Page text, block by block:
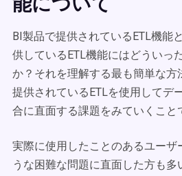
BI製品で提供されているETL機能
供しているETL機能にはどういっ
か？それを理解する最も簡単な方
提供されているETLを使用してデ
合に直面する課題をみていくこと
実際に使用したことのあるユーザ
うな困難な問題に直面した方も多